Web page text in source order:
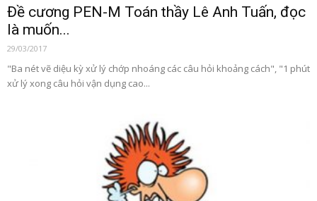
Đề cương PEN-M Toán thầy Lê Anh Tuấn, đọc
là muốn...
29/03/2017
"Ba nét vẽ diệu kỳ xử lý chớp nhoáng các câu hỏi khoảng cách", "1 phút
xử lý xong câu hỏi vận dụng cao...